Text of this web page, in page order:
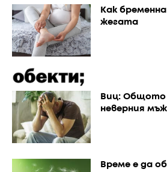
Как
жегата
Виц: Общото
неверния мъж
Време е да